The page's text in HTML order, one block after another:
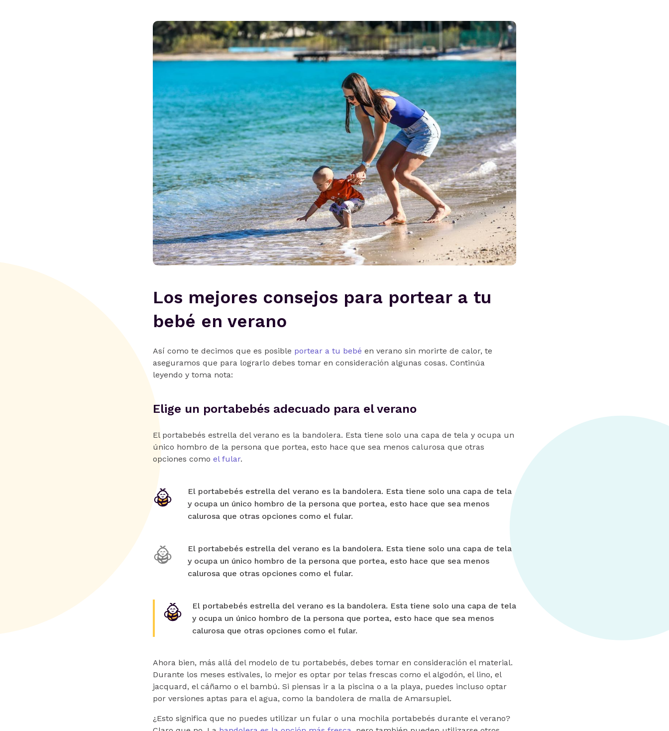
Los mejores consejos para portear a tu
bebé en verano
Así como te decimos que es posible portear a tu bebé en verano sin morirte de calor, te
aseguramos que para lograrlo debes tomar en consideración algunas cosas. Continúa
leyendo y toma nota:
Elige un portabebés adecuado para el verano
El portabebés estrella del verano es la bandolera. Esta tiene solo una capa de tela y ocupa un
único hombro de la persona que portea, esto hace que sea menos calurosa que otras
opciones como el fular.
El portabebés estrella del verano es la bandolera. Esta tiene solo una capa de tela
y ocupa un único hombro de la persona que portea, esto hace que sea menos
calurosa que otras opciones como el fular.
El portabebés estrella del verano es la bandolera. Esta tiene solo una capa de tela
y ocupa un único hombro de la persona que portea, esto hace que sea menos
calurosa que otras opciones como el fular.
El portabebés estrella del verano es la bandolera. Esta tiene solo una capa de tela
y ocupa un único hombro de la persona que portea, esto hace que sea menos
calurosa que otras opciones como el fular.
Ahora bien, más allá del modelo de tu portabebés, debes tomar en consideración el material.
Durante los meses estivales, lo mejor es optar por telas frescas como el algodón, el lino, el
jacquard, el cáñamo o el bambú. Si piensas ir a la piscina o a la playa, puedes incluso optar
por versiones aptas para el agua, como la bandolera de malla de Amarsupiel.
¿Esto significa que no puedes utilizar un fular o una mochila portabebés durante el verano?